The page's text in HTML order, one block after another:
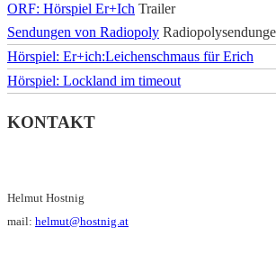
ORF: Hörspiel Er+Ich Trailer
Sendungen von Radiopoly
Hörspiel: Er+ich:Leichenschmaus für Erich
Hörspiel: Lockland im timeout
KONTAKT
Helmut Hostnig
mail: helmut@hostnig.at